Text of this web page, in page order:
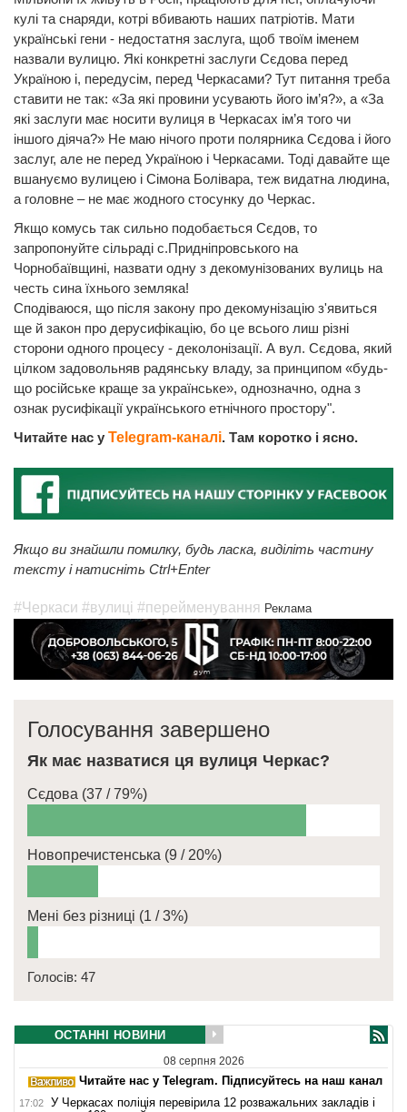
кулі та снаряди, котрі вбивають наших патріотів. Мати
українські гени - недостатня заслуга, щоб твоїм іменем
назвали вулицю. Які конкретні заслуги Сєдова перед
Україною і, передусім, перед Черкасами? Тут питання треба
ставити не так: «За які провини усувають його ім’я?», а «За
які заслуги має носити вулиця в Черкасах ім’я того чи
іншого діяча?» Не маю нічого проти полярника Сєдова і його
заслуг, але не перед Україною і Черкасами. Тоді давайте ще
вшануємо вулицею і Сімона Болівара, теж видатна людина,
а головне – не має жодного стосунку до Черкас.
Якщо комусь так сильно подобається Сєдов, то
запропонуйте сільраді с.Придніпровського на
Чорнобаївщині, назвати одну з декомунізованих вулиць на
честь сина їхнього земляка!
Сподіваюся, що після закону про декомунізацію з'явиться
ще й закон про дерусифікацію, бо це всього лиш різні
сторони одного процесу - деколонізації. А вул. Сєдова, який
цілком задовольняв радянську владу, за принципом «будь-
що російське краще за українське», однозначно, одна з
ознак русифікації українського етнічного простору".
Читайте нас у Telegram-каналі. Там коротко і ясно.
Якщо ви знайшли помилку, будь ласка, виділіть частину
тексту і натисніть Ctrl+Enter
#Черкаси #вулиці #перейменування Реклама
Голосування завершено
Як має назватися ця вулиця Черкас?
Сєдова (37 / 79%)
Новопречистенська (9 / 20%)
Мені без різниці (1 / 3%)
Голосів: 47
ОСТАННІ НОВИНИ
08 серпня 2026
Читайте нас у Telegram. Підписуйтесь на наш канал
17:02
У Черкасах поліція перевірила 12 розважальних закладів і